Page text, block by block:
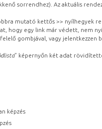
sorrendhez). Az aktuális
mutató kettős >> nyílhegyek
hogy egy link már védett, nem
gombjával, vagy
” képernyőn két adat
képzés